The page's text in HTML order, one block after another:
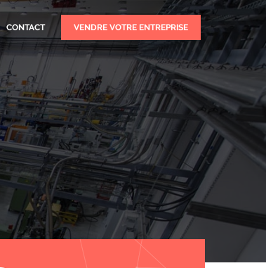
CONTACT VENDRE VOTRE ENTREPRISE